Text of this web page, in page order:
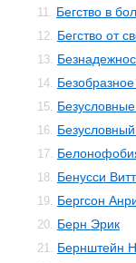
11. Бегство в
12. Бегство от
13.
14.
15.
16.
17.
18. Бенусси
19. Бергсон
20. Берн Эрик
21. Бернштейн